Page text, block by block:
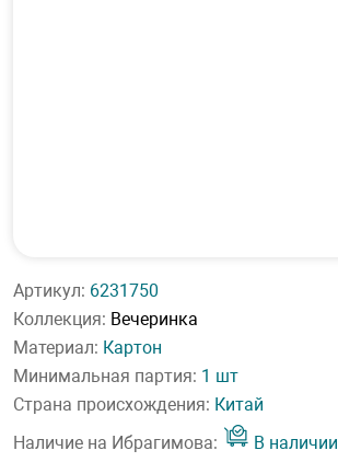
Артикул: 6231750
Коллекция: Вечеринка
Материал: Картон
Минимальная партия: 1 шт
Страна происхождения: Китай
Наличие на Ибрагимова:
В наличии